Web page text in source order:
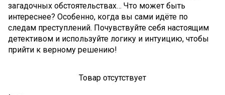
загадочных обстоятельствах… Что может быть
интереснее? Особенно, когда вы сами идёте по
следам преступлений. Почувствуйте себя настоящим
детективом и используйте логику и интуицию, чтобы
прийти к верному решению!
Товар отсутствует